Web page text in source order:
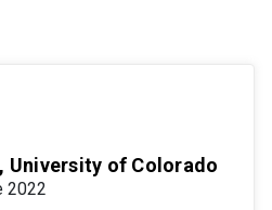
University of Colorado
2022